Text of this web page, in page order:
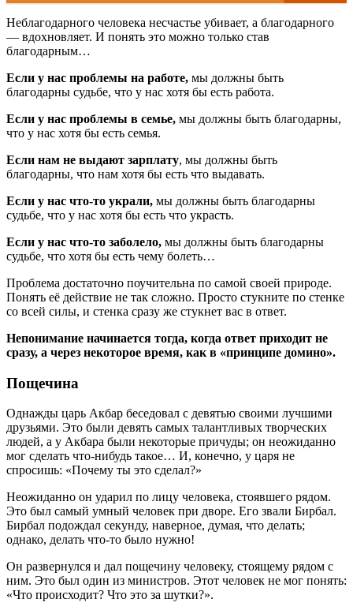
Неблагодарного человека несчастье убивает, а благодарного
— вдохновляет. И понять это можно только став
благодарным…
Если у нас проблемы на работе, мы должны быть
благодарны судьбе, что у нас хотя бы есть работа.
Если у нас проблемы в семье, мы должны быть благодарны,
что у нас хотя бы есть семья.
Если нам не выдают зарплату, мы должны быть
благодарны, что нам хотя бы есть что выдавать.
Если у нас что-то украли, мы должны быть благодарны
судьбе, что у нас хотя бы есть что украсть.
Если у нас что-то заболело, мы должны быть благодарны
судьбе, что хотя бы есть чему болеть…
Проблема достаточно поучительна по самой своей природе.
Понять её действие не так сложно. Просто стукните по стенке
со всей силы, и стенка сразу же стукнет вас в ответ.
Непонимание начинается тогда, когда ответ приходит не
сразу, а через некоторое время, как в «принципе домино».
Пощечина
Однажды царь Акбар беседовал с девятью своими лучшими
друзьями. Это были девять самых талантливых творческих
людей, а у Акбара были некоторые причуды; он неожиданно
мог сделать что-нибудь такое… И, конечно, у царя не
спросишь: «Почему ты это сделал?»
Неожиданно он ударил по лицу человека, стоявшего рядом.
Это был самый умный человек при дворе. Его звали Бирбал.
Бирбал подождал секунду, наверное, думая, что делать;
однако, делать что-то было нужно!
Он развернулся и дал пощечину человеку, стоящему рядом с
ним. Это был один из министров. Этот человек не мог понять:
«Что происходит? Что это за шутки?».